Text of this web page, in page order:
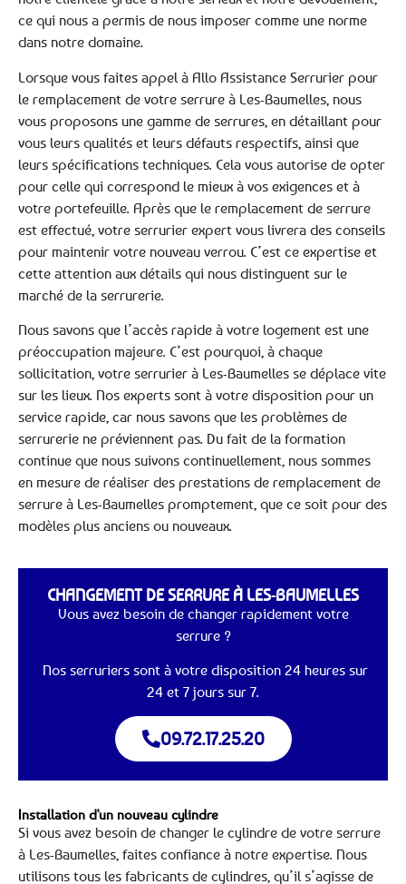
ce qui nous a permis de nous imposer comme une norme
dans notre domaine.
Lorsque vous faites appel à Allo Assistance Serrurier pour
le remplacement de votre serrure à Les-Baumelles, nous
vous proposons une gamme de serrures, en détaillant pour
vous leurs qualités et leurs défauts respectifs, ainsi que
leurs spécifications techniques. Cela vous autorise de opter
pour celle qui correspond le mieux à vos exigences et à
votre portefeuille. Après que le remplacement de serrure
est effectué, votre serrurier expert vous livrera des conseils
pour maintenir votre nouveau verrou. C’est ce expertise et
cette attention aux détails qui nous distinguent sur le
marché de la serrurerie.
Nous savons que l’accès rapide à votre logement est une
préoccupation majeure. C’est pourquoi, à chaque
sollicitation, votre serrurier à Les-Baumelles se déplace vite
sur les lieux. Nos experts sont à votre disposition pour un
service rapide, car nous savons que les problèmes de
serrurerie ne préviennent pas. Du fait de la formation
continue que nous suivons continuellement, nous sommes
en mesure de réaliser des prestations de remplacement de
serrure à Les-Baumelles promptement, que ce soit pour des
modèles plus anciens ou nouveaux.
CHANGEMENT DE SERRURE À LES-BAUMELLES
Vous avez besoin de changer rapidement votre
serrure ?
Nos serruriers sont à votre disposition 24 heures sur
24 et 7 jours sur 7.
09.72.17.25.20
Installation d'un nouveau cylindre
Si vous avez besoin de changer le cylindre de votre serrure
à Les-Baumelles, faites confiance à notre expertise. Nous
utilisons tous les fabricants de cylindres, qu’il s’agisse de